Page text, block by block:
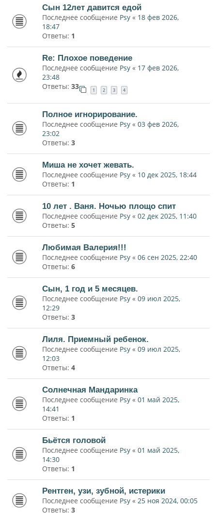
Сын 12лет давится едой
Последнее сообщение Psy « 18 фев 2026,
18:47
Ответы: 1
Re: Плохое поведение
Последнее сообщение Psy « 17 фев 2026,
23:48
Ответы: 33 1 2 3 4
Полное игнорирование.
Последнее сообщение Psy « 03 фев 2026,
23:02
Ответы: 3
Миша не хочет жевать.
Последнее сообщение Psy « 10 дек 2025, 18:44
Ответы: 1
10 лет . Ваня. Ночью площо спит
Последнее сообщение Psy « 02 дек 2025, 11:40
Ответы: 5
Любимая Валерия!!!
Последнее сообщение Psy « 06 сен 2025, 22:40
Ответы: 6
Сын, 1 год и 5 месяцев.
Последнее сообщение Psy « 09 июл 2025,
12:29
Ответы: 3
Лиля. Приемный ребенок.
Последнее сообщение Psy « 09 июл 2025,
12:03
Ответы: 4
Солнечная Мандаринка
Последнее сообщение Psy « 01 май 2025,
14:41
Ответы: 1
Бьётся головой
Последнее сообщение Psy « 01 май 2025,
14:30
Ответы: 1
Рентген, узи, зубной, истерики
Последнее сообщение Psy « 25 ноя 2024, 00:05
Ответы: 3